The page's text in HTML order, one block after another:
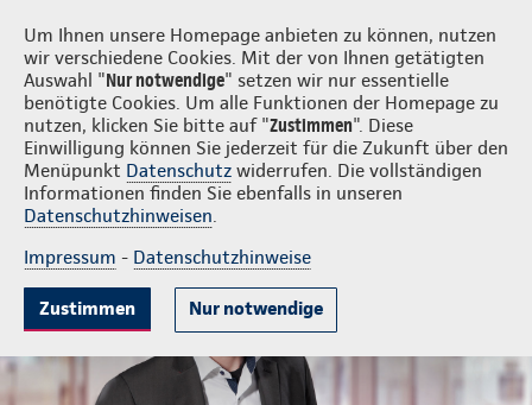
Um Ihnen unsere Homepage anbieten zu können, nutzen
wir verschiedene Cookies. Mit der von Ihnen getätigten
Auswahl "Nur notwendige" setzen wir nur essentielle
benötigte Cookies. Um alle Funktionen der Homepage zu
nutzen, klicken Sie bitte auf "Zustimmen". Diese
Einwilligung können Sie jederzeit für die Zukunft über den
Menüpunkt Datenschutz widerrufen. Die vollständigen
Informationen finden Sie ebenfalls in unseren
Datenschutzhinweisen.
Impressum - Datenschutzhinweise
Zustimmen Nur notwendige
Torben Salmon Login
Gute Gründe Tarife & Leistungen Wissenswertes Beratung &